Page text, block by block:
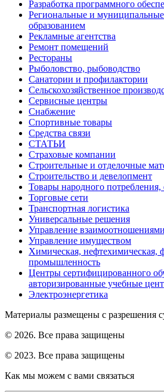
Разработка программного
Региональные и
образованием
Рекламные агентства
Ремонт помещений
Рестораны
Рыболовство, рыбоводство
Санатории и профилактории
Сельскохозяйственное
Сервисные центры
Снабжение
Спортивные товары
Средства связи
СТАТЬИ
Страховые компании
Строительные и отделочные
Строительство и девелопмент
Товары народного потребления,
Торговые сети
Транспортная логистика
Универсальные решения
Управление
Управление имуществом
Химическая, нефтехимическая,
промышленность
Центры сертифицированного
авторизированные учебные
Электроэнергетика
Материалы размещены с разрешения
© 2026. Все права защищены
© 2023. Все права защищены
Как мы можем с вами связаться